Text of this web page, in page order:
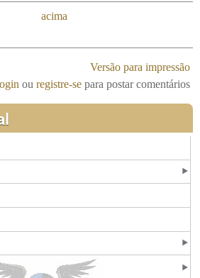
acima
Versão para impressão
ou registre-se para postar comentários